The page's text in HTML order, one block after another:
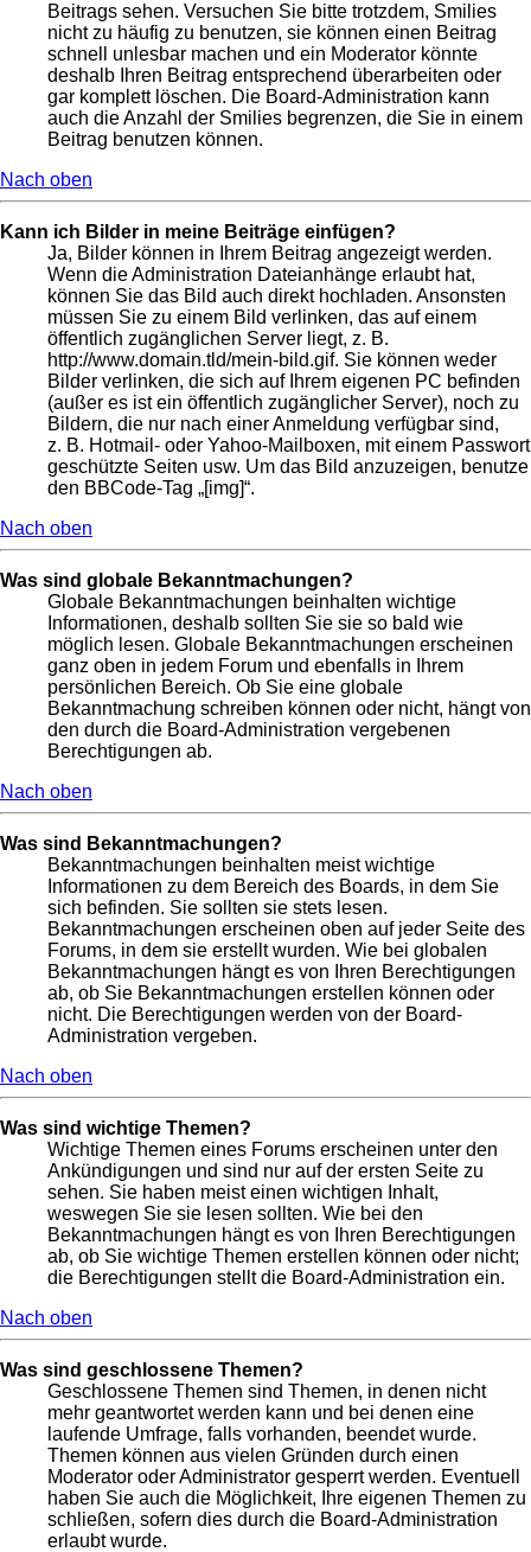
Beitrags sehen. Versuchen Sie bitte trotzdem, Smilies
nicht zu häufig zu benutzen, sie können einen Beitrag
schnell unlesbar machen und ein Moderator könnte
deshalb Ihren Beitrag entsprechend überarbeiten oder
gar komplett löschen. Die Board-Administration kann
auch die Anzahl der Smilies begrenzen, die Sie in einem
Beitrag benutzen können.
Nach oben
Kann ich Bilder in meine Beiträge einfügen?
Ja, Bilder können in Ihrem Beitrag angezeigt werden.
Wenn die Administration Dateianhänge erlaubt hat,
können Sie das Bild auch direkt hochladen. Ansonsten
müssen Sie zu einem Bild verlinken, das auf einem
öffentlich zugänglichen Server liegt, z. B.
http://www.domain.tld/mein-bild.gif. Sie können weder
Bilder verlinken, die sich auf Ihrem eigenen PC befinden
(außer es ist ein öffentlich zugänglicher Server), noch zu
Bildern, die nur nach einer Anmeldung verfügbar sind,
z. B. Hotmail- oder Yahoo-Mailboxen, mit einem Passwort
geschützte Seiten usw. Um das Bild anzuzeigen, benutze
den BBCode-Tag „[img]“.
Nach oben
Was sind globale Bekanntmachungen?
Globale Bekanntmachungen beinhalten wichtige
Informationen, deshalb sollten Sie sie so bald wie
möglich lesen. Globale Bekanntmachungen erscheinen
ganz oben in jedem Forum und ebenfalls in Ihrem
persönlichen Bereich. Ob Sie eine globale
Bekanntmachung schreiben können oder nicht, hängt von
den durch die Board-Administration vergebenen
Berechtigungen ab.
Nach oben
Was sind Bekanntmachungen?
Bekanntmachungen beinhalten meist wichtige
Informationen zu dem Bereich des Boards, in dem Sie
sich befinden. Sie sollten sie stets lesen.
Bekanntmachungen erscheinen oben auf jeder Seite des
Forums, in dem sie erstellt wurden. Wie bei globalen
Bekanntmachungen hängt es von Ihren Berechtigungen
ab, ob Sie Bekanntmachungen erstellen können oder
nicht. Die Berechtigungen werden von der Board-
Administration vergeben.
Nach oben
Was sind wichtige Themen?
Wichtige Themen eines Forums erscheinen unter den
Ankündigungen und sind nur auf der ersten Seite zu
sehen. Sie haben meist einen wichtigen Inhalt,
weswegen Sie sie lesen sollten. Wie bei den
Bekanntmachungen hängt es von Ihren Berechtigungen
ab, ob Sie wichtige Themen erstellen können oder nicht;
die Berechtigungen stellt die Board-Administration ein.
Nach oben
Was sind geschlossene Themen?
Geschlossene Themen sind Themen, in denen nicht
mehr geantwortet werden kann und bei denen eine
laufende Umfrage, falls vorhanden, beendet wurde.
Themen können aus vielen Gründen durch einen
Moderator oder Administrator gesperrt werden. Eventuell
haben Sie auch die Möglichkeit, Ihre eigenen Themen zu
schließen, sofern dies durch die Board-Administration
erlaubt wurde.